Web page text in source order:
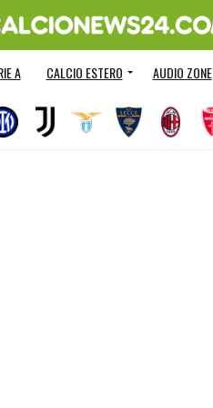
A CALCIO ESTERO AUDIO ZONE